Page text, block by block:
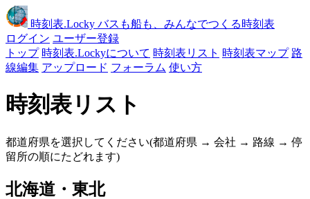
時刻表.Locky バスも船も、みんなでつくる時刻表
ログイン ユーザー登録
トップ 時刻表.Lockyについて 時刻表リスト 時刻表マップ 路
線編集 アップロード フォーラム 使い方
時刻表リスト
都道府県を選択してください(都道府県 → 会社 → 路線 → 停
留所の順にたどれます)
北海道・東北